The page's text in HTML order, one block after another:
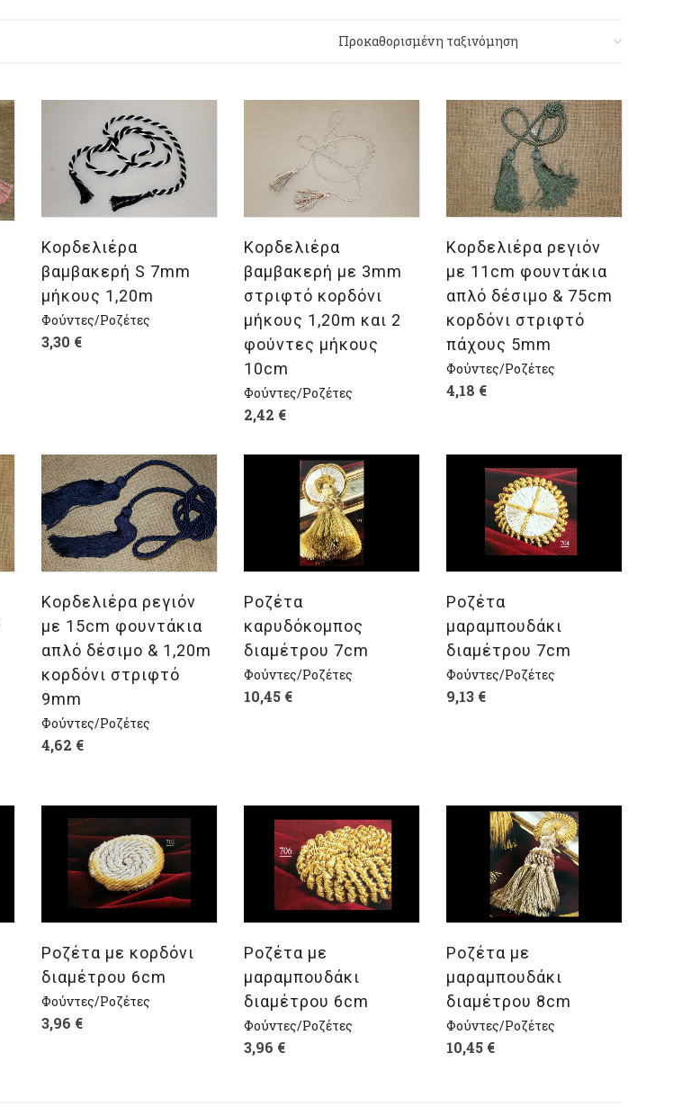
Επιλογή
Κορδελιέρα
βαμβακερή S 7mm
μήκους 1,20m
Φούντες/Ροζέτες
3,30 €
Επιλογή
Κορδελιέρα
βαμβακερή με 3mm
στριφτό κορδόνι
μήκους 1,20m και 2
φούντες μήκους
10cm
Φούντες/Ροζέτες
2,42 €
Επιλογή
Κορδελιέρα ρεγιόν
με 11cm φουντάκια
απλό δέσιμο & 75cm
κορδόνι στριφτό
πάχους 5mm
Φούντες/Ροζέτες
4,18 €
Επιλογή
Κορδελιέρα ρεγιόν
με 15cm φουντάκια
απλό δέσιμο & 1,20m
κορδόνι στριφτό
9mm
Φούντες/Ροζέτες
4,62 €
Επιλογή
Ροζέτα
καρυδόκομπος
διαμέτρου 7cm
Φούντες/Ροζέτες
10,45 €
Επιλογή
Ροζέτα
μαραμπουδάκι
διαμέτρου 7cm
Φούντες/Ροζέτες
9,13 €
Επιλογή
Ροζέτα με κορδόνι
διαμέτρου 6cm
Φούντες/Ροζέτες
3,96 €
Επιλογή
Ροζέτα με
μαραμπουδάκι
διαμέτρου 6cm
Φούντες/Ροζέτες
3,96 €
Επιλογή
Ροζέτα με
μαραμπουδάκι
διαμέτρου 8cm
Φούντες/Ροζέτες
10,45 €